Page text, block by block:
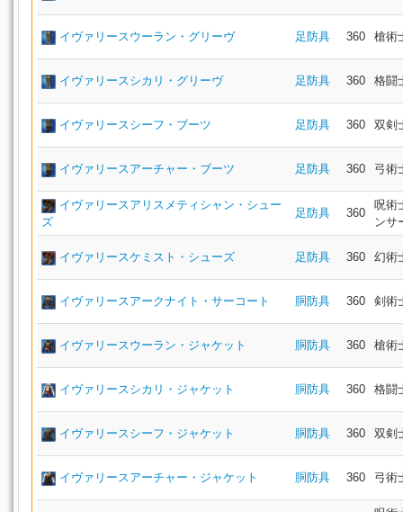
イヴァリースウーラン・グリーヴ 足防具 360 槍術
イヴァリースシカリ・グリーヴ 足防具 360 格闘
イヴァリースシーフ・ブーツ 足防具 360 双剣
イヴァリースアーチャー・ブーツ 足防具 360 弓術
イヴァリースアリスメティシャン・シュー
ズ
足防具 360
呪術
ンサ
イヴァリースケミスト・シューズ 足防具 360 幻術
イヴァリースアークナイト・サーコート 胴防具 360 剣術
イヴァリースウーラン・ジャケット 胴防具 360 槍術
イヴァリースシカリ・ジャケット 胴防具 360 格闘
イヴァリースシーフ・ジャケット 胴防具 360 双剣
イヴァリースアーチャー・ジャケット 胴防具 360 弓術